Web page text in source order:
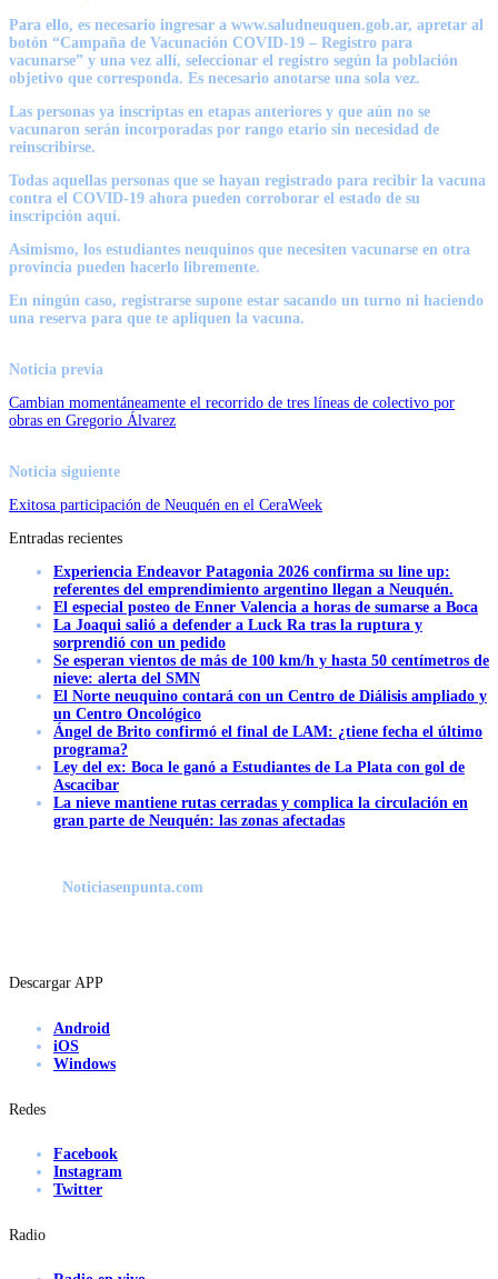
Para ello, es necesario ingresar a www.saludneuquen.gob.ar, apretar al
botón “Campaña de Vacunación COVID-19 – Registro para
vacunarse” y una vez allí, seleccionar el registro según la población
objetivo que corresponda. Es necesario anotarse una sola vez.
Las personas ya inscriptas en etapas anteriores y que aún no se
vacunaron serán incorporadas por rango etario sin necesidad de
reinscribirse.
Todas aquellas personas que se hayan registrado para recibir la vacuna
contra el COVID-19 ahora pueden corroborar el estado de su
inscripción aquí.
Asimismo, los estudiantes neuquinos que necesiten vacunarse en otra
provincia pueden hacerlo libremente.
En ningún caso, registrarse supone estar sacando un turno ni haciendo
una reserva para que te apliquen la vacuna.
Noticia previa
Cambian momentáneamente el recorrido de tres líneas de colectivo por
obras en Gregorio Álvarez
Noticia siguiente
Exitosa participación de Neuquén en el CeraWeek
Entradas recientes
Experiencia Endeavor Patagonia 2026 confirma su line up:
referentes del emprendimiento argentino llegan a Neuquén.
El especial posteo de Enner Valencia a horas de sumarse a Boca
La Joaqui salió a defender a Luck Ra tras la ruptura y
sorprendió con un pedido
Se esperan vientos de más de 100 km/h y hasta 50 centímetros de
nieve: alerta del SMN
El Norte neuquino contará con un Centro de Diálisis ampliado y
un Centro Oncológico
Ángel de Brito confirmó el final de LAM: ¿tiene fecha el último
programa?
Ley del ex: Boca le ganó a Estudiantes de La Plata con gol de
Ascacibar
La nieve mantiene rutas cerradas y complica la circulación en
gran parte de Neuquén: las zonas afectadas
Noticiasenpunta.com
Descargar APP
Android
iOS
Windows
Redes
Facebook
Instagram
Twitter
Radio